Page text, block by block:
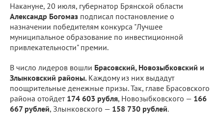
Накануне, 20 июля, губернатор Брянской области
Александр Богомаз подписал постановление о
назначении победителям конкурса "Лучшее
муниципальное образование по инвестиционной
привлекательности" премии.
В число лидеров вошли Брасовский, Новозыбковский и
Злынковский районы. Каждому из них выдадут
поощрительные денежные призы. Так, главе Брасовского
района отойдет 174 603 рубля, Новозыбковского — 166
667 рублей, Злынковского — 158 730 рублей.